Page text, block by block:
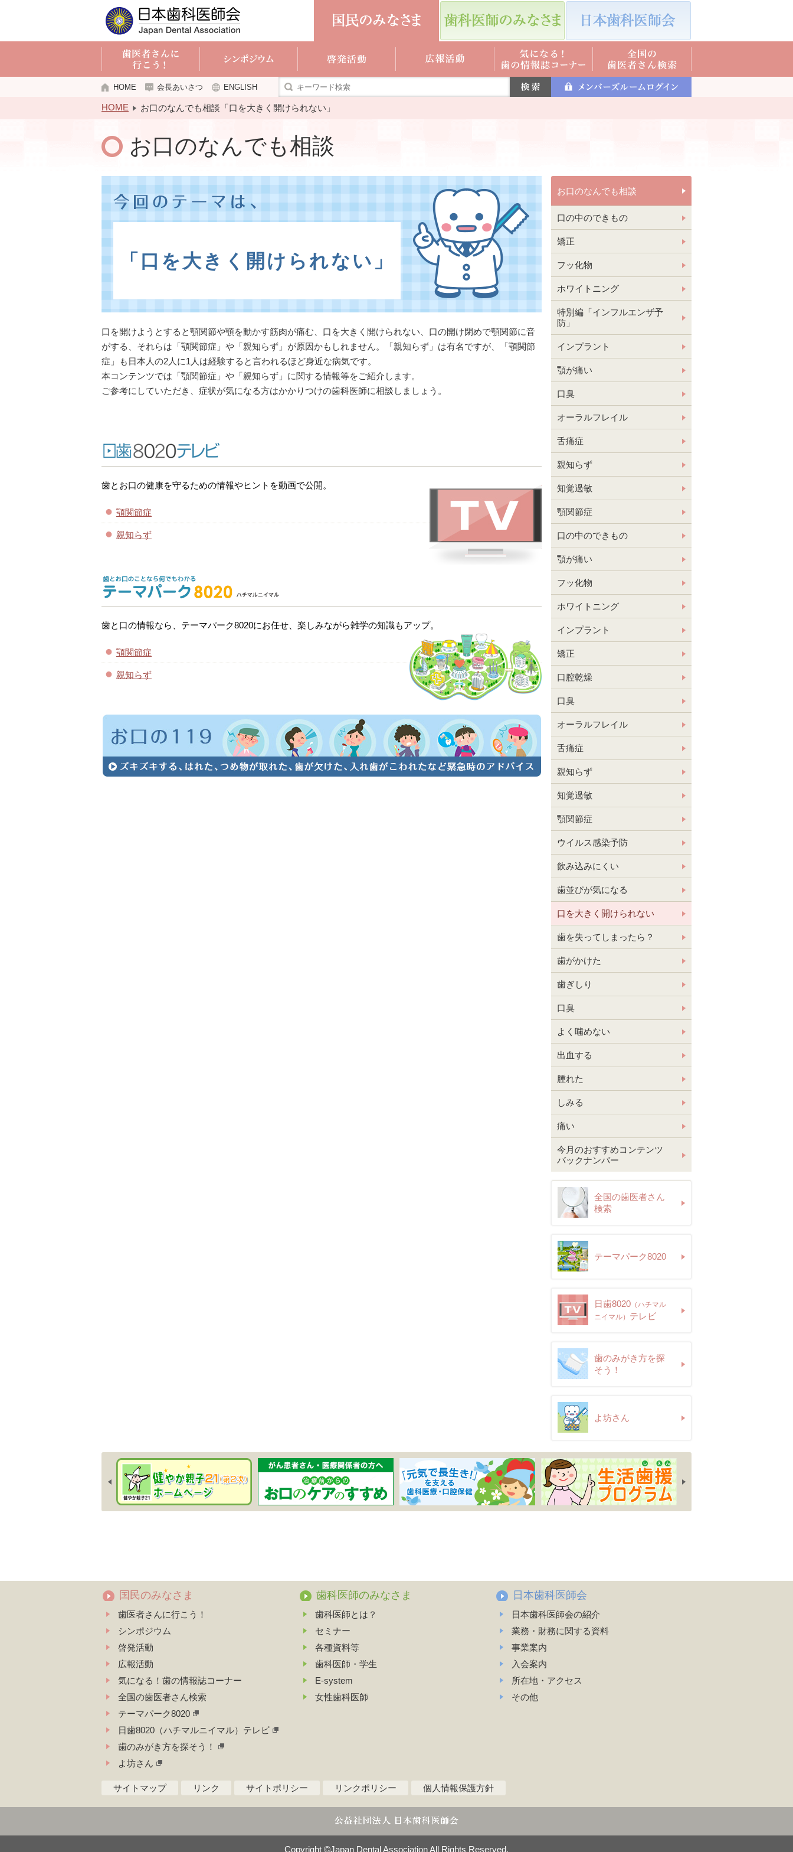
HOME 会長あいさつ ENGLISH
HOME お口のなんでも相談「口を大きく開けられない」
お口のなんでも相談
お口のなんでも相談
口の中のできもの
矯正
フッ化物
ホワイトニング
特別編「インフルエンザ予
防」
インプラント
顎が痛い
口臭
オーラルフレイル
舌痛症
親知らず
知覚過敏
顎関節症
口の中のできもの
顎が痛い
フッ化物
ホワイトニング
インプラント
矯正
口腔乾燥
口臭
オーラルフレイル
舌痛症
親知らず
知覚過敏
顎関節症
ウイルス感染予防
飲み込みにくい
歯並びが気になる
口を大きく開けられない
歯を失ってしまったら？
歯がかけた
歯ぎしり
口臭
よく噛めない
出血する
腫れた
しみる
痛い
今月のおすすめコンテンツ
バックナンバー
「口を大きく開けられない」
口を開けようとすると顎関節や顎を動かす筋肉が痛む、口を大きく開けられない、口の開け閉めで顎関節に音
がする、それらは「顎関節症」や「親知らず」が原因かもしれません。「親知らず」は有名ですが、「顎関節
症」も日本人の2人に1人は経験すると言われるほど身近な病気です。
本コンテンツでは「顎関節症」や「親知らず」に関する情報等をご紹介します。
ご参考にしていただき、症状が気になる方はかかりつけの歯科医師に相談しましょう。
歯とお口の健康を守るための情報やヒントを動画で公開。
顎関節症
親知らず
歯と口の情報なら、テーマパーク8020にお任せ、楽しみながら雑学の知識もアップ。
顎関節症
親知らず
全国の歯医者さん
検索
テーマパーク8020
日歯8020 （ハチマル
ニイマル） テレビ
歯のみがき方を探
そう！
よ坊さん
国民のみなさま
歯医者さんに行こう！
シンポジウム
啓発活動
広報活動
気になる！歯の情報誌コーナー
全国の歯医者さん検索
テーマパーク8020
日歯8020（ハチマルニイマル）テレビ
歯のみがき方を探そう！
よ坊さん
歯科医師のみなさま
歯科医師とは？
セミナー
各種資料等
歯科医師・学生
E-system
女性歯科医師
日本歯科医師会
日本歯科医師会の紹介
業務・財務に関する資料
事業案内
入会案内
所在地・アクセス
その他
サイトマップ リンク サイトポリシー リンクポリシー 個人情報保護方針
Copyright ©Japan Dental Association All Rights Reserved.